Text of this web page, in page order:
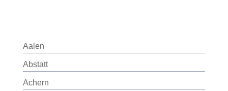
Aalen
Abstatt
Achern